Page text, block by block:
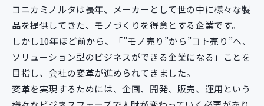
コニカミノルタは長年、メーカーとして世の中に様々な製
品を提供してきた、モノづくりを得意とする企業です。
しかし10年ほど前から、「”モノ売り”から”コト売り”へ、
ソリューション型のビジネスができる企業になる」ことを
目指し、会社の変革が進められてきました。
変革を実現するためには、企画、開発、販売、運用という